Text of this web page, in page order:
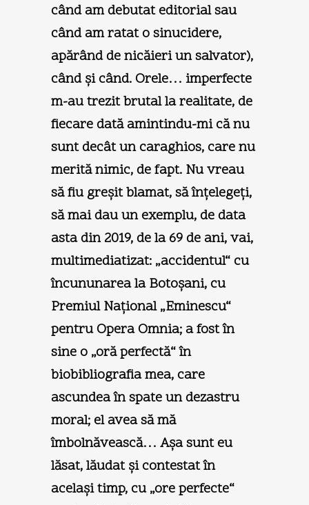
când am debutat editorial sau
când am ratat o sinucidere,
apărând de nicăieri un salvator),
când şi când. Orele… imperfecte
m-au trezit brutal la realitate, de
fiecare dată amintindu-mi că nu
sunt decât un caraghios, care nu
merită nimic, de fapt. Nu vreau
să fiu greşit blamat, să înţelegeţi,
să mai dau un exemplu, de data
asta din 2019, de la 69 de ani, vai,
multimediatizat: „accidentul“ cu
încununarea la Botoşani, cu
Premiul Naţional „Eminescu“
pentru Opera Omnia; a fost în
sine o „oră perfectă“ în
biobibliografia mea, care
ascundea în spate un dezastru
moral; el avea să mă
îmbolnăvească… Aşa sunt eu
lăsat, lăudat şi contestat în
acelaşi timp, cu „ore perfecte“